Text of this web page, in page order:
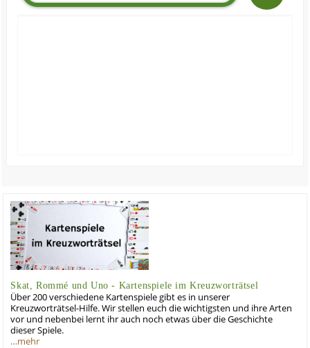
Skat, Rommé und Uno - Kartenspiele im Kreuzworträtsel
Über 200 verschiedene Kartenspiele gibt es in unserer
Kreuzworträtsel-Hilfe. Wir stellen euch die wichtigsten und ihre Arten
vor und nebenbei lernt ihr auch noch etwas über die Geschichte
dieser Spiele.
…mehr